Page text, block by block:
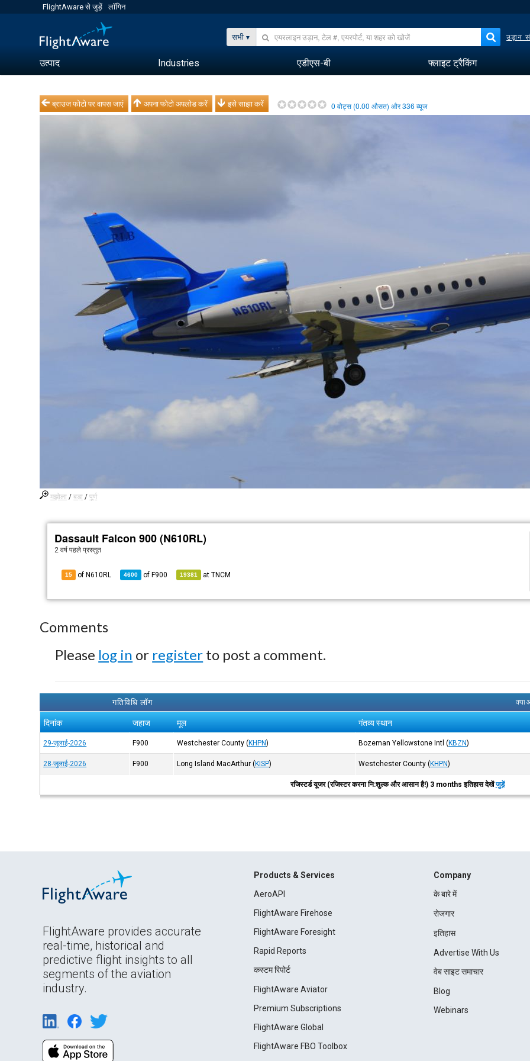
FlightAware से जुड़ें लॉगिन
सभी उड़ान
उत्पाद Industries एडीएस-बी फ्लाइट ट्रैकिंग
ब्राउज फोटो पर वापस जाएं अपना फोटो अपलोड करें इसे साझा करें 0 वोट्स (0.00 औसत) और336 व्यूज
मझोला /बड़ा /पूर्ण
Dassault Falcon 900 (N610RL)
2 वर्ष पहले प्रस्तुत
15 of N610RL 4600 of F900 19381 atTNCM
Comments
Please log in or register to post a comment.
गतिविधि लॉग क्या
दिनांक जहाज मूल गंतव्य स्थान
29-जुलाई-2026 F900 Westchester County (KHPN) Bozeman Yellowstone Intl (KBZN)
28-जुलाई-2026 F900 Long Island MacArthur (KISP) Westchester County (KHPN)
रजिस्टर्ड यूजर (रजिस्टर करना नि:शुल्क और आसान है!) 3 months इतिहास देखेंजुड़ें
FlightAware provides accurate
real-time, historical and
predictive flight insights to all
segments of the aviation
industry.
Products & Services
AeroAPI
FlightAware Firehose
FlightAware Foresight
Rapid Reports
कस्टम रिपोर्ट
FlightAware Aviator
Premium Subscriptions
FlightAware Global
FlightAware FBO Toolbox
Company
के बारे में
रोजगार
इतिहास
Advertise With Us
वेब साइट समाचार
Blog
Webinars